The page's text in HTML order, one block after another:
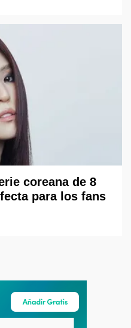
coreana de 8
para los fans